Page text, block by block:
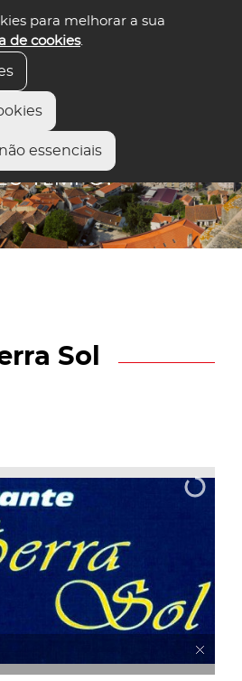
para melhorar a sua
de cookies.
essenciais
Sol